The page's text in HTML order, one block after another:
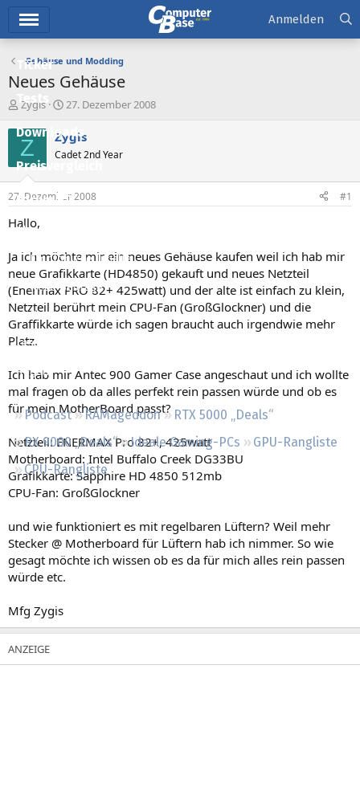
Ticker
Tests
Downloads
Preisvergleich
Forum
Aktuelles
Empfohlene Inhalte
Neue Beiträge
Neueste Aktivitäten
Leserartikel
Regeln
Podcast RAMageddon
RTX 5000 „Deals“
RX 9000 „Deals“
Ideale Gaming-PCs
GPU-Rangliste
CPU-Rangliste
Anmelden
Gehäuse und Modding
Neues Gehäuse
E
s
t
e
e
r
Zygis
E
s
t
e
t
27. Dezember 2008
Z Zygis
Cadet 2nd Year
27. Dezember 2008 #1
Hallo,
Ja ich möchte mir ein neues Gehäuse kaufen weil ich hab mir
neue Grafikkarte (HD4850) gekauft und neues Netzteil
(Enermax PRO 82+ 425watt) und der alte ist einfach zu klein,
Netzteil berührt mein CPU-Fan (GroßGlockner) und die
Graffikkarte würde ich sagen braucht auch irgendwie mehr
Platz.
Ich hab mir Antec 900 Gamer Case angeschaut und ich wollte
mal fragen ob da alles perfekt rein passen würde und ob es
für mein MotherBoard passt?
Netzteil: ENERMAX Pro 82+, 425watt
Motherboard: Intel Buffalo Creek DG33BU
Grafikkarte: Sapphire HD 4850 512mb
CPU-Fan: GroßGlockner
und wie funktioniert es mit regelbaren Lüftern? Weil mehr
Stecker @ Motherboard für Lüftern hab ich nimmer. So wie
gesagt möchte ich wissen ob es da für mich alles rein passen
würde etc.
Mfg Zygis